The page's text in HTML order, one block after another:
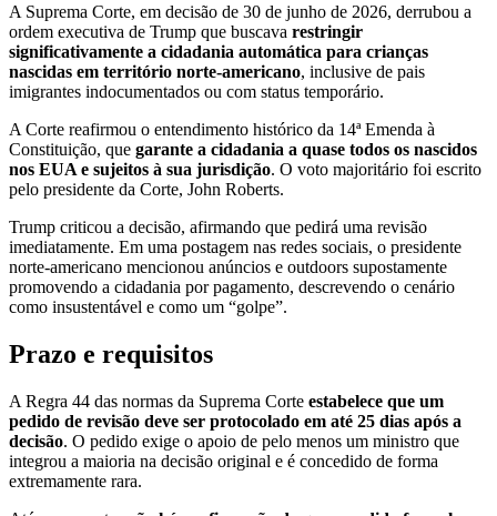
A Suprema Corte, em decisão de 30 de junho de 2026, derrubou a
ordem executiva de Trump que buscava restringir
significativamente a cidadania automática para crianças
nascidas em território norte-americano, inclusive de pais
imigrantes indocumentados ou com status temporário.
A Corte reafirmou o entendimento histórico da 14ª Emenda à
Constituição, que garante a cidadania a quase todos os nascidos
nos EUA e sujeitos à sua jurisdição. O voto majoritário foi escrito
pelo presidente da Corte, John Roberts.
Trump criticou a decisão, afirmando que pedirá uma revisão
imediatamente. Em uma postagem nas redes sociais, o presidente
norte-americano mencionou anúncios e outdoors supostamente
promovendo a cidadania por pagamento, descrevendo o cenário
como insustentável e como um “golpe”.
Prazo e requisitos
A Regra 44 das normas da Suprema Corte estabelece que um
pedido de revisão deve ser protocolado em até 25 dias após a
decisão. O pedido exige o apoio de pelo menos um ministro que
integrou a maioria na decisão original e é concedido de forma
extremamente rara.